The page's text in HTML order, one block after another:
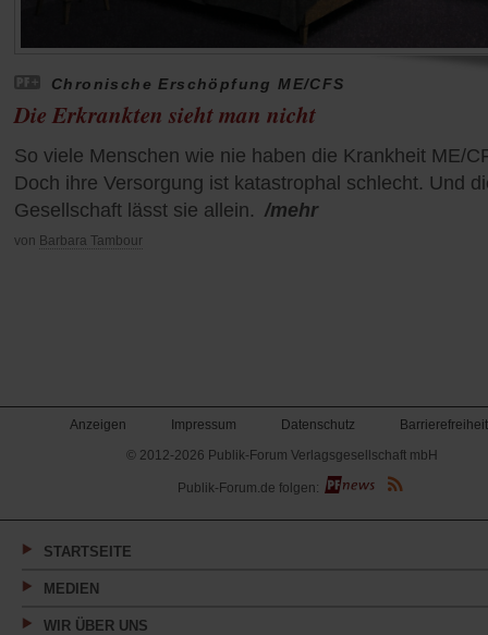
Chronische Erschöpfung ME/CFS
Die Erkrankten sieht man nicht
So viele Menschen wie nie haben die Krankheit ME/
Doch ihre Versorgung ist katastrophal schlecht. Und
Gesellschaft lässt sie allein. /mehr
von Barbara Tambour
Anzeigen Impressum Datenschutz
Barrierefreiheit
© 2012-2026 Publik-Forum Verlagsgesellschaft mbH
(Öffnet
in
neuen
Publik-Forum.de folgen:
STARTSEITE
MEDIEN
WIR ÜBER UNS